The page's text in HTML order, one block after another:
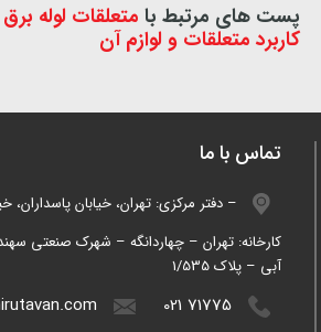
پست های مرتبط با متعلقات لوله
کاربرد متعلقات و لوازم آن
تماس با ما
دفتر مرکزی: تهران، خیابان پاسداران، خیابان گل نبی پلاک 44 –
کارخانه: تهران – چهاردانگه – شهرک صنعتی
آبی – پلاک 1/535
021 71775